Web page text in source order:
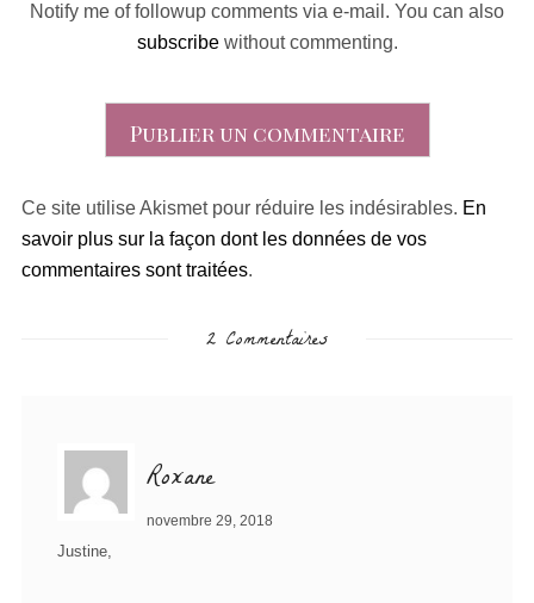
Notify me of followup comments via e-mail. You can also
subscribewithout commenting.
Ce site utilise Akismet pour réduire les indésirables. En
savoir plus sur la façon dont les données de vos
commentaires sont traitées.
2 Commentaires
Roxane
novembre 29, 2018
Justine,